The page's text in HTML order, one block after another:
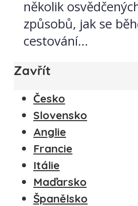
několik
způsobů, jak se
cestování...
Zavřít
Česko
Slovensko
Anglie
Francie
Itálie
Maďarsko
Španělsko